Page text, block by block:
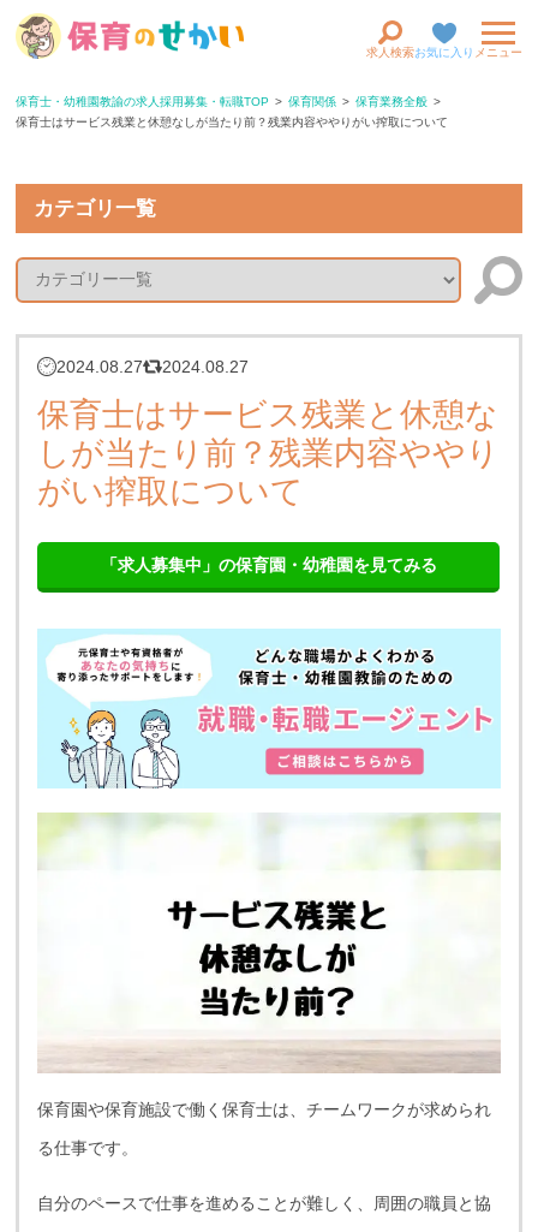
求人検索お気に入り メニュー
保育士・幼稚園教諭の求人採用募集・転職TOP 保育関係
保育業務全般
保育士はサービス残業と休憩なしが当たり前？残業内容ややりがい搾取について
カテゴリ一覧
2024.08.27 2024.08.27
保育士はサービス残業と休憩な
しが当たり前？残業内容ややり
がい搾取について
「求人募集中」の保育園・幼稚園を見てみる
保育園や保育施設で働く保育士は、チームワークが求められ
る仕事です。
自分のペースで仕事を進めることが難しく、周囲の職員と協